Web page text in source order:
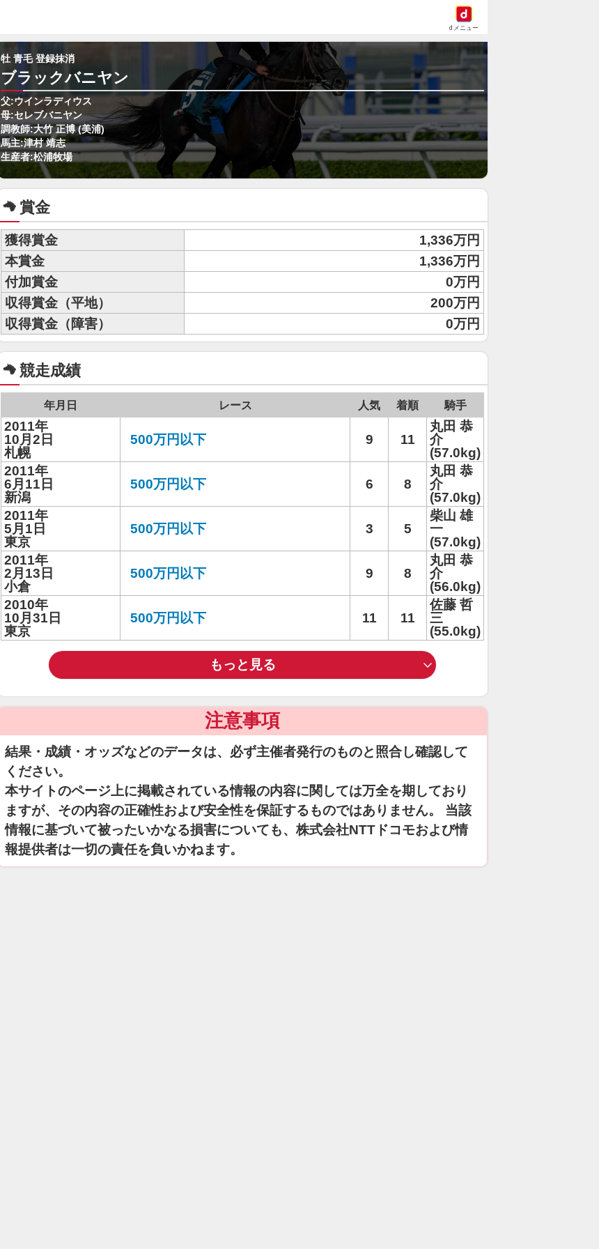
dメニュー
牡 青毛 登録抹消
ブラックバニヤン
父:ウインラディウス
母:セレブバニヤン
調教師:大竹 正博 (美浦)
馬主:津村 靖志
生産者:松浦牧場
賞金
獲得賞金
1,336万円
本賞金
1,336万円
付加賞金
0万円
収得賞金（平地）
200万円
収得賞金（障害）
0万円
競走成績
年月日 レース 人気 着順 騎手
2011年
10月2日
札幌
500万円以下 9 11
丸田 恭
介
(57.0kg)
2011年
6月11日
新潟
500万円以下 6 8
丸田 恭
介
(57.0kg)
2011年
5月1日
東京
500万円以下 3 5
柴山 雄
一
(57.0kg)
2011年
2月13日
小倉
500万円以下 9 8
丸田 恭
介
(56.0kg)
2010年
10月31日
東京
500万円以下 11 11
佐藤 哲
三
(55.0kg)
もっと見る
注意事項
結果・成績・オッズなどのデータは、必ず主催者発行のものと照合し確認して
ください。
本サイトのページ上に掲載されている情報の内容に関しては万全を期しており
ますが、その内容の正確性および安全性を保証するものではありません。 当該
情報に基づいて被ったいかなる損害についても、株式会社NTTドコモおよび情
報提供者は一切の責任を負いかねます。